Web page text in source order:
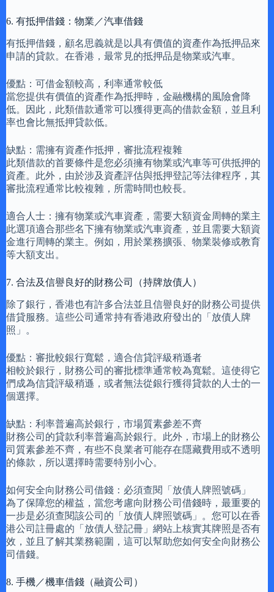
6. 有抵押借錢：物業／汽車借錢
有抵押借錢，顧名思義就是以具有價值的資產作為抵押品來
申請的貸款。在香港，最常見的抵押品是物業或汽車。
優點：可借金額較高，利率通常較低
當您提供有價值的資產作為抵押時，金融機構的風險會降
低。因此，此類借款通常可以獲得更高的借款金額，並且利
率也會比無抵押貸款低。
缺點：需擁有資產作抵押，審批流程複雜
此類借款的首要條件是您必須擁有物業或汽車等可供抵押的
資產。此外，由於涉及資產評估與抵押登記等法律程序，其
審批流程通常比較複雜，所需時間也較長。
適合人士：擁有物業或汽車資產，需要大額資金周轉的業主
此選項適合那些名下擁有物業或汽車資產，並且需要大額資
金進行周轉的業主。例如，用於業務擴張、物業裝修或教育
等大額支出。
7. 合法及信譽良好的財務公司（持牌放債人）
除了銀行，香港也有許多合法並且信譽良好的財務公司提供
借貸服務。這些公司通常持有香港政府發出的「放債人牌
照」。
優點：審批較銀行寬鬆，適合信貸評級稍遜者
相較於銀行，財務公司的審批標準通常較為寬鬆。這使得它
們成為信貸評級稍遜，或者無法從銀行獲得貸款的人士的一
個選擇。
缺點：利率普遍高於銀行，市場質素參差不齊
財務公司的貸款利率普遍高於銀行。此外，市場上的財務公
司質素參差不齊，有些不良業者可能存在隱藏費用或不透明
的條款，所以選擇時需要特別小心。
如何安全向財務公司借錢：必須查閱「放債人牌照號碼」
為了保障您的權益，當您考慮向財務公司借錢時，最重要的
一步是必須查閱該公司的「放債人牌照號碼」。您可以在香
港公司註冊處的「放債人登記冊」網站上核實其牌照是否有
效，並且了解其業務範圍，這可以幫助您如何安全向財務公
司借錢。
8. 手機／機車借錢（融資公司）